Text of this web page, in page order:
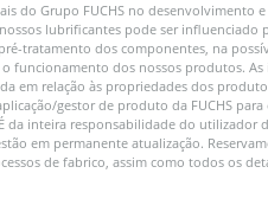
do Grupo FUCHS no desenvolvimento
lubrificantes pode ser
tratamento dos componentes, na
funcionamento dos nossos produtos.
em relação às propriedades dos
gestor de produto da FUCHS para
inteira responsabilidade do utilizador
em permanente atualização.
de fabrico, assim como todos os